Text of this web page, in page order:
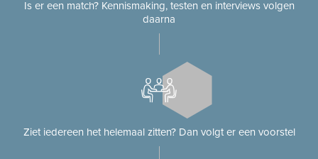
Is er een match? Kennismaking, testen en interviews volgen
daarna
Ziet iedereen het helemaal zitten? Dan volgt er een voorstel